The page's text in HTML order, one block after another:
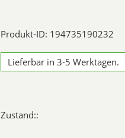
Produkt-ID: 194735190232
Lieferbar in 3-5 Werktagen.
Zustand::